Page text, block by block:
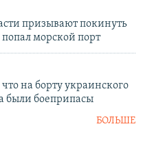
призывают покинуть
морской порт
на борту украинского
были боеприпасы
БОЛЬШЕ